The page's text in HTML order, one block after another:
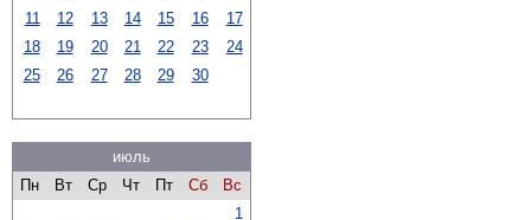
11
12 13 14 15 16
17
18
19 20 21 22 23
24
25
26 27 28 29 30
июль
Пн
Вт Ср Чт Пт Сб
Вс
1